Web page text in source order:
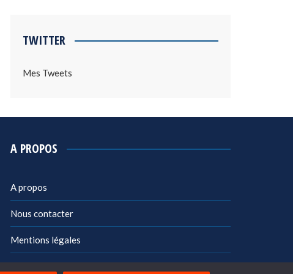
TWITTER
Mes Tweets
A PROPOS
A propos
Nous contacter
Mentions légales
Politique de confidentialité